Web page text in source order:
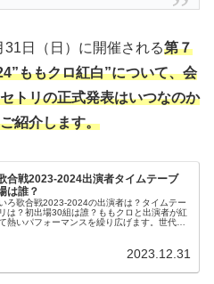
日（日）に開催される第７
ももクロ紅白”について、会
トリの正式発表はいつなのか
紹介します。
合戦2023-2024出演者タイムテーブ
は誰？
ろ歌合戦2023-2024の出演者は？タイムテー
は？初出場30組は誰？ももクロと出演者が紅
熱いパフォーマンスを繰り広げます。世代も
2023.12.31